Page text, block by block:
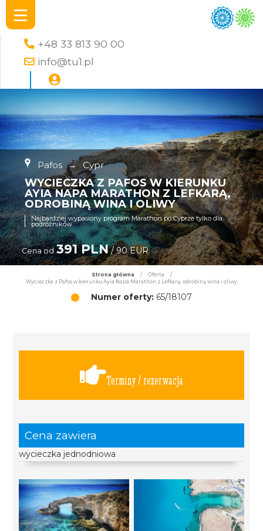
+48 33 813 90 00
info@tu1.pl
Pafos → Cypr
WYCIECZKA Z PAFOS W KIERUNKU
AYIA NAPA MARATHON Z LEFKARĄ,
ODROBINĄ WINA I OLIWY
Najbardziej wypasiony program Marathon po Cyprze tylko dla
podróżników
Cena od 391 PLN/ 90 EUR
Strona główna / Oferta
/
Wycieczka z Pafos w kierunku Ayia Napa Marathon z Lefkarą, odrobiną wina i oliwy
Numer oferty: 65/18107
Terminy / rezerwacja
Cena zawiera
wycieczka jednodniowa